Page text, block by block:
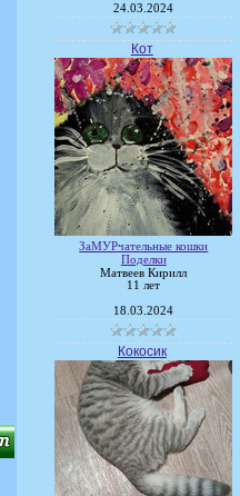
24.03.2024
Кот
ЗаМУРчательные кошки
Поделки
Матвеев Кирилл
11 лет
18.03.2024
Кокосик